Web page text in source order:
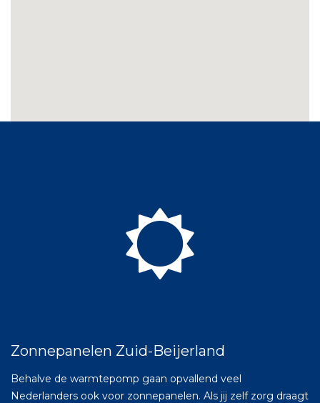
Zonnepanelen Zuid-Beijerland
Behalve de warmtepomp gaan opvallend veel
Nederlanders ook voor zonnepanelen. Als jij zelf zorg draagt